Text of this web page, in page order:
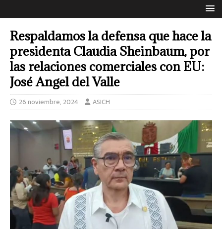
Respaldamos la defensa que hace la
presidenta Claudia Sheinbaum, por
las relaciones comerciales con EU:
José Angel del Valle
26 noviembre, 2024 ASICH